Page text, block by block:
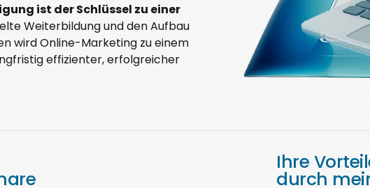
ist der Schlüssel zu einer
Weiterbildung und den Aufbau
wird Online-Marketing zu einem
effizienter, erfolgreicher
Ihre
durch